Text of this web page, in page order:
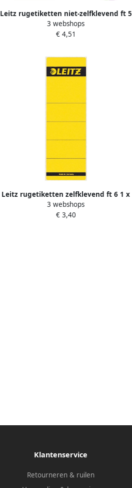
Leitz rugetiketten niet-zelfklevend ft 5
7 x 19 1 cm pak van 10 stuks wit
3 webshops
€ 4,51
Leitz rugetiketten zelfklevend ft 6 1 x
19 1 cm pak van 10 stuks geel
3 webshops
€ 3,40
Klantenservice
Retourneren & ruilen